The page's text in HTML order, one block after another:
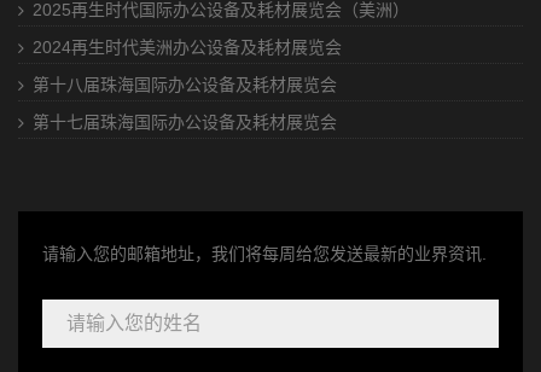
2025再生时代国际办公设备及耗材展览会（美洲）
2024再生时代美洲办公设备及耗材展览会
第十八届珠海国际办公设备及耗材展览会
第十七届珠海国际办公设备及耗材展览会
请输入您的邮箱地址，我们将每周给您发送最新的业界资讯.